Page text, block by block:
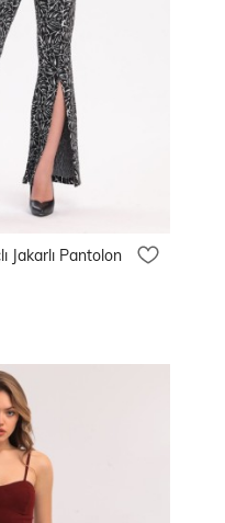
Jakarlı Pantolon